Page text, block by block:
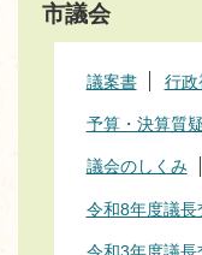
市議会
議案書 行政
予算・決算質
議会のしくみ
令和8年度議長